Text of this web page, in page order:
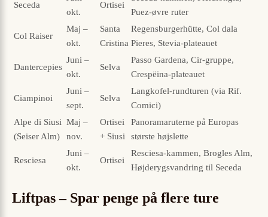
Seceda
okt.
Ortisei
Puez-øvre ruter
Col Raiser
Maj –
okt.
Santa
Cristina
Regensburgerhütte, Col dala
Pieres, Stevia-plateauet
Dantercepies
Juni –
okt.
Selva
Passo Gardena, Cir-gruppe,
Crespëina-plateauet
Ciampinoi
Juni –
sept.
Selva
Langkofel-rundturen (via Rif.
Comici)
Alpe di Siusi
(Seiser Alm)
Maj –
nov.
Ortisei
+ Siusi
Panoramaruterne på Europas
største højslette
Resciesa
Juni –
okt.
Ortisei
Resciesa-kammen, Brogles Alm,
Højderygsvandring til Seceda
Liftpas – Spar penge på flere ture